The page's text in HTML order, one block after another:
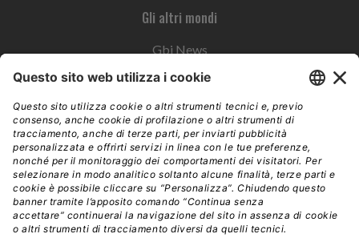
Gli altri mondi
Gbi News
Instoremag
Esplora il gruppo
Edra Edizioni
Edizioni LSWR
LSWR Group